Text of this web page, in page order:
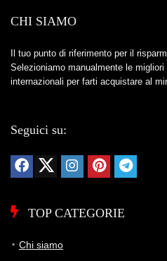
CHI SIAMO
Il tuo punto di riferimento per il
Selezioniamo manualmente le
internazionali per farti acquistare al
Seguici su:
TOP CATEGORIE
Chi siamo